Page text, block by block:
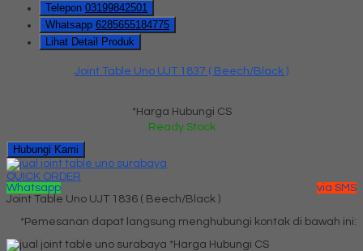
Telepon 03199842501
Whatsapp 6285655184775
Lihat Detail Produk
Joint Table Uno UJT 1837 ( Beech/Black )
*Harga Hubungi CS
Ready Stock
Hubungi Kami
QUICK ORDER
Whatsapp
via SMS
Joint Table Uno UJT 1836 ( Beech/Black )
*Pemesanan dapat langsung menghubungi kontak di bawah ini:
*Harga Hubungi CS